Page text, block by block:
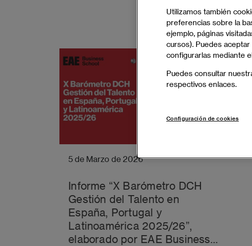
5 de Marzo de 2026
Informe “X Barómetro DCH
Gestión del Talento en
España, Portugal y
Latinoamérica 2025/26”,
elaborado por EAE Business
Utilizamos también
preferencias sobre la
ejemplo, páginas
cursos). Puedes
configurarlas mediante
Puedes consultar
respectivos enlaces.
Configuración de cookies